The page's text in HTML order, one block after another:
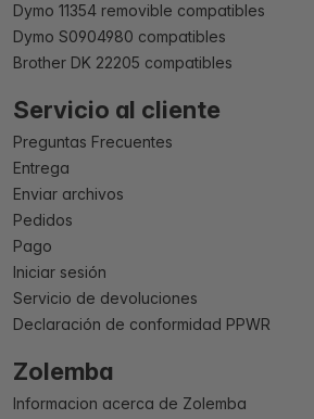
Dymo 11354 removible compatibles
Dymo S0904980 compatibles
Brother DK 22205 compatibles
Servicio al cliente
Preguntas Frecuentes
Entrega
Enviar archivos
Pedidos
Pago
Iniciar sesión
Servicio de devoluciones
Declaración de conformidad PPWR
Zolemba
Informacion acerca de Zolemba